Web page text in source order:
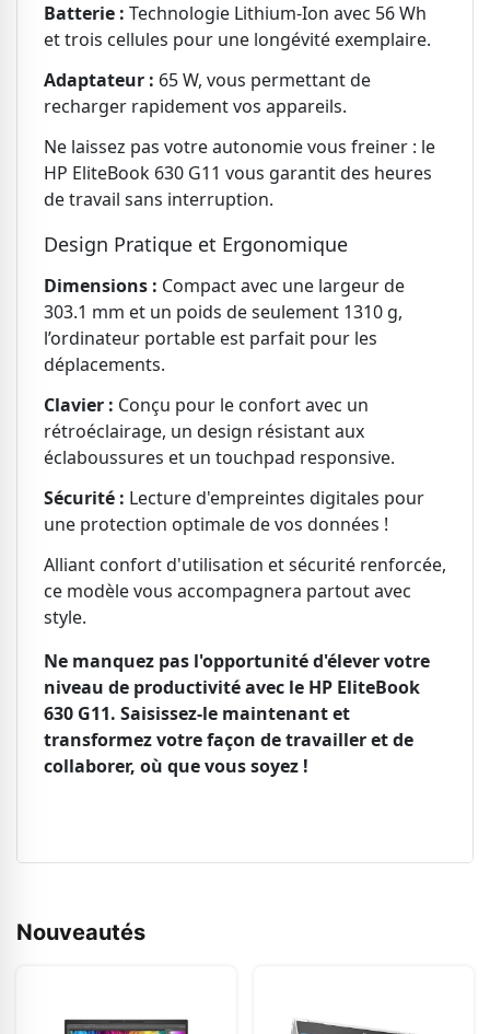
Batterie : Technologie Lithium-Ion avec 56 Wh
et trois cellules pour une longévité exemplaire.
Adaptateur : 65 W, vous permettant de
recharger rapidement vos appareils.
Ne laissez pas votre autonomie vous freiner : le
HP EliteBook 630 G11 vous garantit des heures
de travail sans interruption.
Design Pratique et Ergonomique
Dimensions : Compact avec une largeur de
303.1 mm et un poids de seulement 1310 g,
l’ordinateur portable est parfait pour les
déplacements.
Clavier : Conçu pour le confort avec un
rétroéclairage, un design résistant aux
éclaboussures et un touchpad responsive.
Sécurité : Lecture d'empreintes digitales pour
une protection optimale de vos données !
Alliant confort d'utilisation et sécurité renforcée,
ce modèle vous accompagnera partout avec
style.
Ne manquez pas l'opportunité d'élever votre
niveau de productivité avec le HP EliteBook
630 G11. Saisissez-le maintenant et
transformez votre façon de travailler et de
collaborer, où que vous soyez !
Nouveautés